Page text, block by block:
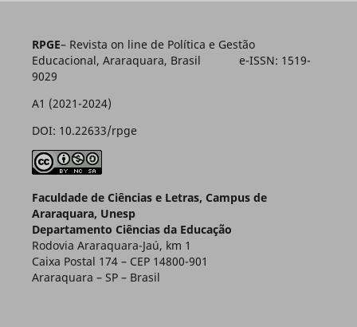
RPGE– Revista on line de Política e Gestão
Educacional, Araraquara, Brasil e-ISSN: 1519-
9029
A1 (2021-2024)
DOI: 10.22633/rpge
Faculdade de Ciências e Letras, Campus de
Araraquara, Unesp
Departamento Ciências da Educação
Rodovia Araraquara-Jaú, km 1
Caixa Postal 174 – CEP 14800-901
Araraquara – SP – Brasil